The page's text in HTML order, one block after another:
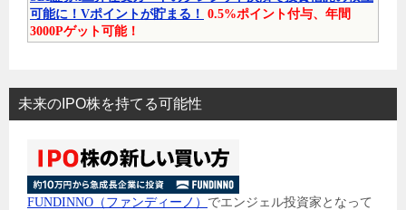
可能に！Vポイントが貯まる！ 0.5%ポイント付与、年間
3000Pゲット可能！
未来のIPO株を持てる可能性
FUNDINNO（ファンディーノ） でエンジェル投資家となって